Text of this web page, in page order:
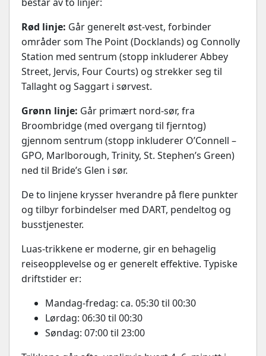
Rød linje: Går generelt øst-vest, forbinder
områder som The Point (Docklands) og Connolly
Station med sentrum (stopp inkluderer Abbey
Street, Jervis, Four Courts) og strekker seg til
Tallaght og Saggart i sørvest.
Grønn linje: Går primært nord-sør, fra
Broombridge (med overgang til fjerntog)
gjennom sentrum (stopp inkluderer O’Connell –
GPO, Marlborough, Trinity, St. Stephen’s Green)
ned til Bride’s Glen i sør.
De to linjene krysser hverandre på flere punkter
og tilbyr forbindelser med DART, pendeltog og
busstjenester.
Luas-trikkene er moderne, gir en behagelig
reiseopplevelse og er generelt effektive. Typiske
driftstider er:
Mandag-fredag: ca. 05:30 til 00:30
Lørdag: 06:30 til 00:30
Søndag: 07:00 til 23:00